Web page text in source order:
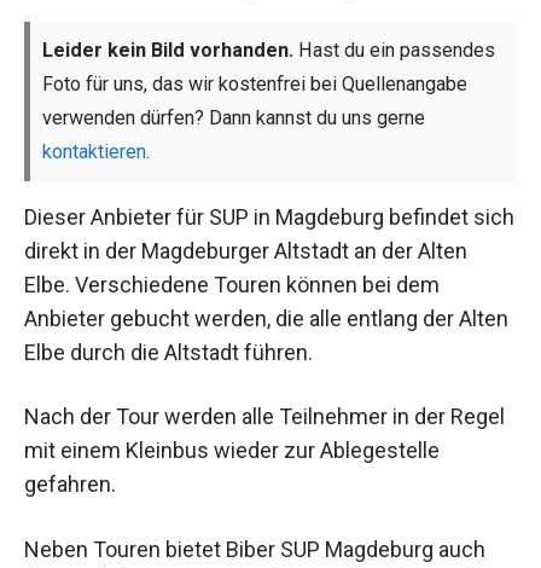
Leider kein Bild vorhanden. Hast du ein passendes
Foto für uns, das wir kostenfrei bei Quellenangabe
verwenden dürfen? Dann kannst du uns gerne
kontaktieren.
Dieser Anbieter für SUP in Magdeburg befindet sich
direkt in der Magdeburger Altstadt an der Alten
Elbe. Verschiedene Touren können bei dem
Anbieter gebucht werden, die alle entlang der Alten
Elbe durch die Altstadt führen.
Nach der Tour werden alle Teilnehmer in der Regel
mit einem Kleinbus wieder zur Ablegestelle
gefahren.
Neben Touren bietet Biber SUP Magdeburg auch